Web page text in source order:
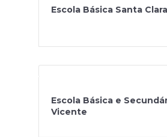
Escola Básica Santa Clara
Escola Básica e
Vicente